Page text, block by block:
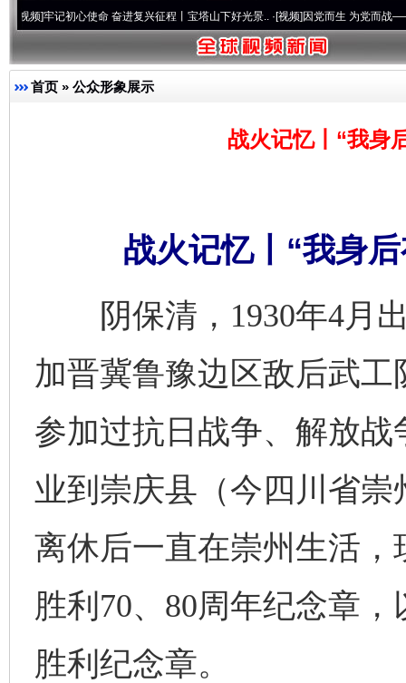
初心使命 奋进复兴征程丨宝塔山下好光景..·[视频]因党而生 为党而战——百年“纪”
首页 » 公众形象展示
战火记忆丨“我身
战火记忆丨“我身
阴保清，1930年4月出
加晋冀鲁豫边区敌后武
参加过抗日战争、解放战
业到崇庆县（今四川省崇
离休后一直在崇州生活
胜利70、80周年纪念章
胜利纪念章。